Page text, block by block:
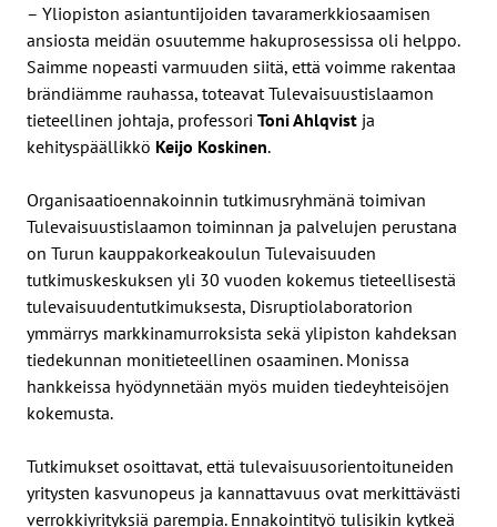
– Yliopiston asiantuntijoiden tavaramerkkiosaamisen
ansiosta meidän osuutemme hakuprosessissa oli helppo.
Saimme nopeasti varmuuden siitä, että voimme rakentaa
brändiämme rauhassa, toteavat Tulevaisuustislaamon
tieteellinen johtaja, professori Toni Ahlqvist ja
kehityspäällikkö Keijo Koskinen.
Organisaatioennakoinnin tutkimusryhmänä toimivan
Tulevaisuustislaamon toiminnan ja palvelujen perustana
on Turun kauppakorkeakoulun Tulevaisuuden
tutkimuskeskuksen yli 30 vuoden kokemus tieteellisestä
tulevaisuudentutkimuksesta, Disruptiolaboratorion
ymmärrys markkinamurroksista sekä ylipiston kahdeksan
tiedekunnan monitieteellinen osaaminen. Monissa
hankkeissa hyödynnetään myös muiden tiedeyhteisöjen
kokemusta.
Tutkimukset osoittavat, että tulevaisuusorientoituneiden
yritysten kasvunopeus ja kannattavuus ovat merkittävästi
verrokkiyrityksiä parempia. Ennakointityö tulisikin kytkeä